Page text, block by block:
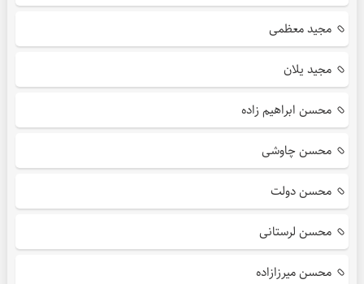
مجید معظمی
مجید یلان
محسن ابراهیم زاده
محسن چاوشی
محسن دولت
محسن لرستانی
محسن میرزازاده